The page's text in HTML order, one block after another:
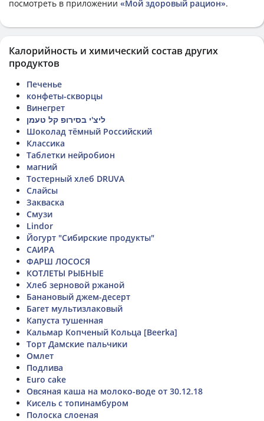
посмотреть в приложении «Мой здоровый рацион».
Калорийность и химический состав других
продуктов
Печенье
конфеты-скворцы
Винегрет
ליצ'י בסירופ קל טעמן
Шоколад тёмный Российский
Классика
Таблетки нейробион
магний
Тостерный хлеб DRUVA
Слайсы
Закваска
Смузи
Lindor
Йогурт "Сибирские продукты"
САИРА
ФАРШ ЛОСОСЯ
КОТЛЕТЫ РЫБНЫЕ
Хлеб зерновой ржаной
Банановый джем-десерт
Багет мультизлаковый
Капуста тушенная
Кальмар Копченый Кольца [Beerka]
Торт Дамские пальчики
Омлет
Подлива
Euro cake
Овсяная каша на молоко-воде от 30.12.18
Кисель с топинамбуром
Полоска слоеная